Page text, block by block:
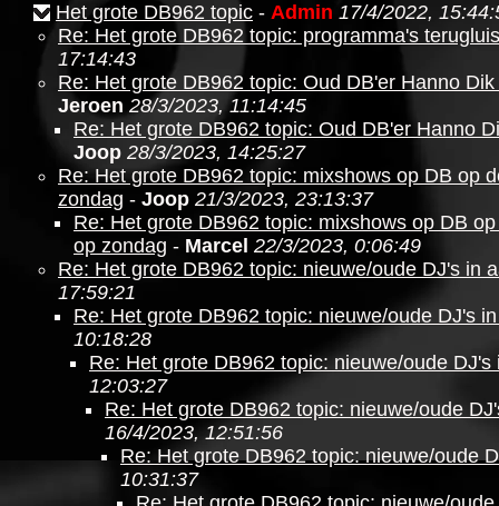
Het grote DB962 topic - Admin 17/4/2022,
Re: Het grote DB962 topic: programma's
17:14:43
Re: Het grote DB962 topic: Oud DB'er Hanno
Jeroen 28/3/2023, 11:14:45
Re: Het grote DB962 topic: Oud DB'er Hanno
Joop 28/3/2023, 14:25:27
Re: Het grote DB962 topic: mixshows op DB op
zondag - Joop 21/3/2023, 23:13:37
Re: Het grote DB962 topic: mixshows op DB
op zondag - Marcel 22/3/2023, 0:06:49
Re: Het grote DB962 topic: nieuwe/oude DJ's in
17:59:21
Re: Het grote DB962 topic: nieuwe/oude DJ's
10:18:28
Re: Het grote DB962 topic: nieuwe/oude DJ's
12:03:27
Re: Het grote DB962 topic: nieuwe/oude
16/4/2023, 12:51:56
Re: Het grote DB962 topic: nieuwe/oude
10:31:37